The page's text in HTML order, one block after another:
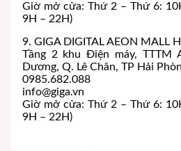
Giờ mở cửa: Thứ 2 – Thứ 6:
9H – 22H)
9. GIGA DIGITAL AEON MALL
Tầng 2 khu Điện máy, TTTM
Dương, Q. Lê Chân, TP Hải
0985.682.088
info@giga.vn
Giờ mở cửa: Thứ 2 – Thứ 6:
9H – 22H)